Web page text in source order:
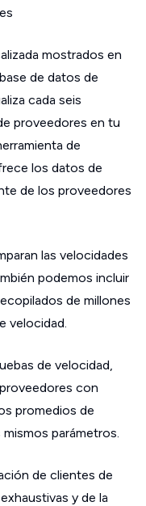
mostrados en
de datos de
cada seis
proveedores en tu
de
los datos de
de los proveedores
las velocidades
podemos incluir
de millones
velocidad.
de velocidad,
con
promedios de
parámetros.
de clientes de
y de la